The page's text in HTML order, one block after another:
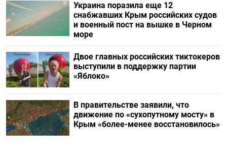
Украина поразила еще 12
снабжавших Крым российских судов
и военный пост на вышке в Черном
море
Двое главных российских тиктокеров
выступили в поддержку партии
«Яблоко»
В правительстве заявили, что
движение по «сухопутному мосту» в
Крым «более-менее восстановилось»